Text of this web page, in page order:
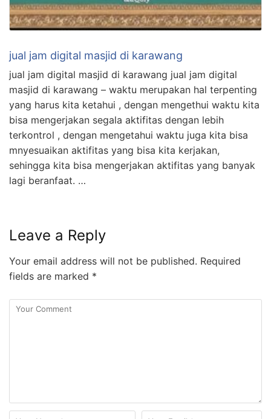
jual jam digital masjid di karawang
jual jam digital masjid di karawang jual jam digital
masjid di karawang – waktu merupakan hal terpenting
yang harus kita ketahui , dengan mengethui waktu kita
bisa mengerjakan segala aktifitas dengan lebih
terkontrol , dengan mengetahui waktu juga kita bisa
mnyesuaikan aktifitas yang bisa kita kerjakan,
sehingga kita bisa mengerjakan aktifitas yang banyak
lagi beranfaat. …
Leave a Reply
Your email address will not be published. Required
fields are marked *